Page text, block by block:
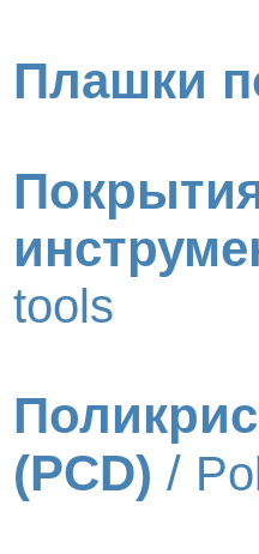
Плашки
tools
(PCD) /